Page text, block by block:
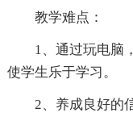
教学难点：
1、通过玩电脑
使学生乐于学习。
2、养成良好的